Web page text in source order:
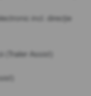
incl. direcție
Assist)